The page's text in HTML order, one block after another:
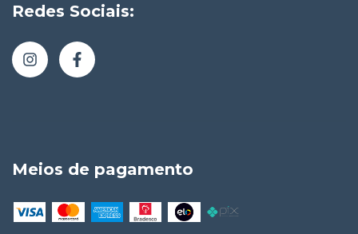
Redes Sociais:
Meios de pagamento